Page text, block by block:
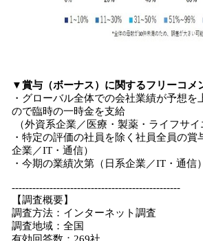
▼賞与（ボーナス）に関するフリーコメ
・グローバル全体での会社業績が予想を
ので臨時の一時金を支給
（外資系企業／医療・製薬・ライフサイ
・特定の評価の社員を除く社員全員の賞
企業／IT・通信）
・今期の業績次第（日系企業／IT・通信）
-------------------------------------------------
【調査概要】
調査方法：インターネット調査
調査地域：全国